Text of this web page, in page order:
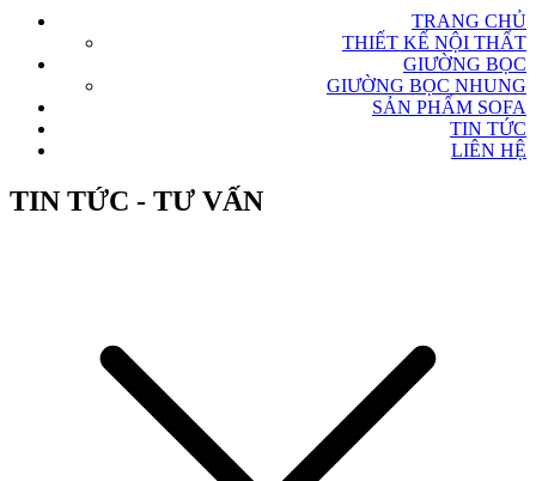
TRANG CHỦ
THIẾT KẾ NỘI THẤT
GIƯỜNG BỌC
GIƯỜNG BỌC NHUNG
SẢN PHẨM SOFA
TIN TỨC
LIÊN HỆ
TIN TỨC - TƯ VẤN